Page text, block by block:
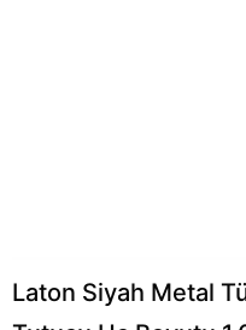
Laton Siyah Metal